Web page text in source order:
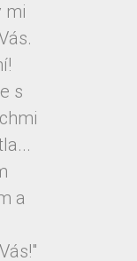
mi
s
a